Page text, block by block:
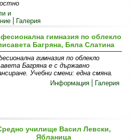
и
Галерия
гимназия по облекло
Багряна, Бяла Слатина
гимназия по облекло
Багряна е с държавно
Учебни смени: една смяна.
Информация
Галерия
училище Васил Левски,
Ябланица